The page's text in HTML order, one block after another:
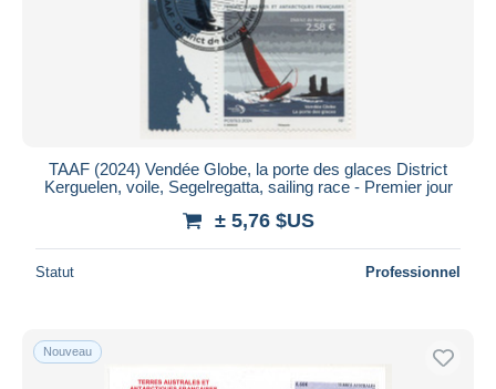
TAAF (2024) Vendée Globe, la porte des glaces District
Kerguelen, voile, Segelregatta, sailing race - Premier jour
± 5,76 $US
Statut Professionnel
Nouveau